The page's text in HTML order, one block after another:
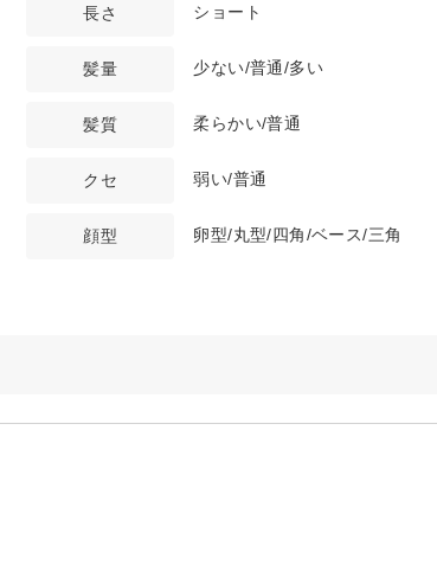
長さ ショート
髪量 少ない/普通/多い
髪質 柔らかい/普通
クセ 弱い/普通
顔型 卵型/丸型/四角/ベース/三角